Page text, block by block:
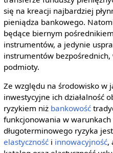
się na kreacji najbardziej
pieniądza bankowego.
będące biernym
instrumentów, a jedynie
instrumentów
podmioty.
Ze względu na środowisko w
inwestycyjne ich działalność
ryzykiem niż bankowość
funkcjonowania w warunkach
długoterminowego ryzyka
elastycznośći innowacyjność,